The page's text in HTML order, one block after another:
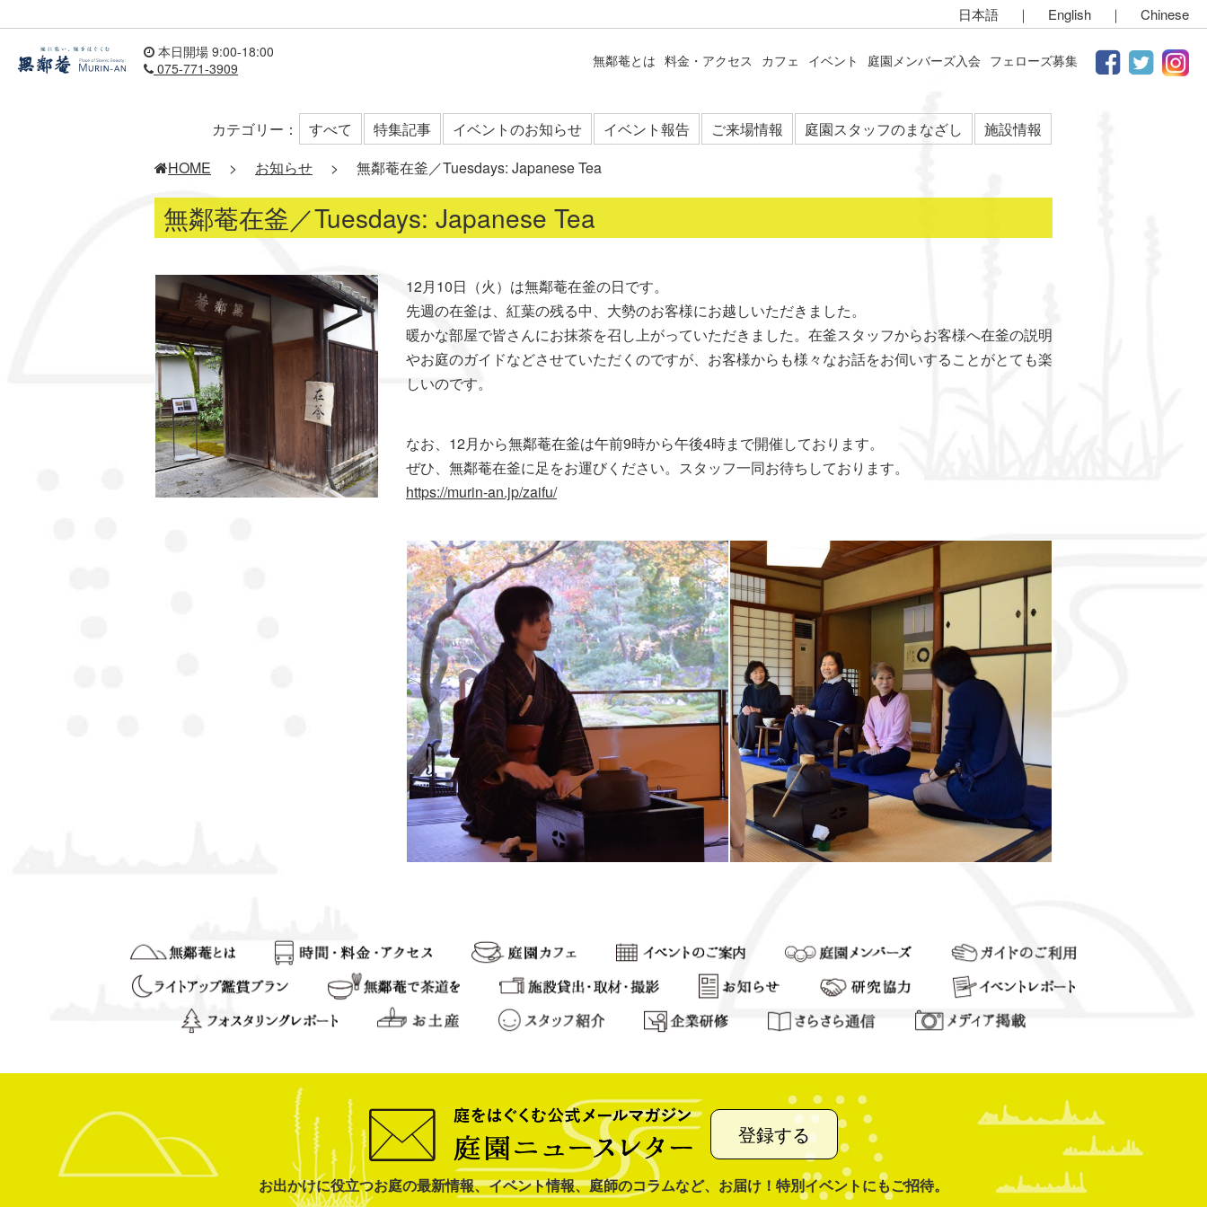
日本語 ｜ English ｜ Chinese
本日開場 9:00-18:00
075-771-3909
無鄰菴とは 料金・アクセス カフェ イベント 庭園メンバーズ入会 フェローズ募集
カテゴリー： すべて 特集記事 イベントのお知らせ イベント報告 ご来場情報 庭園スタッフのまなざし
施設情報
HOME
> お知らせ > 無鄰菴在釜／Tuesdays: Japanese Tea
無鄰菴在釜／Tuesdays: Japanese Tea
12月10日（火）は無鄰菴在釜の日です。
先週の在釜は、紅葉の残る中、大勢のお客様にお越しいただきました。
暖かな部屋で皆さんにお抹茶を召し上がっていただきました。在釜スタッフからお客様へ在釜の説明
やお庭のガイドなどさせていただくのですが、お客様からも様々なお話をお伺いすることがとても楽
しいのです。
なお、12月から無鄰菴在釜は午前9時から午後4時まで開催しております。
ぜひ、無鄰菴在釜に足をお運びください。スタッフ一同お待ちしております。
https://murin-an.jp/zaifu/
登録する
お出かけに役立つお庭の最新情報、イベント情報、庭師のコラムなど、お届け！特別イベントにもご招待。